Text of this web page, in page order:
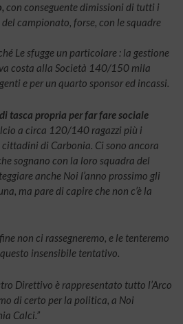
con conseguente dimissioni di tutti i
campionato, forse, con le squadre
Le sfugge un particolare : la gestione
costa alla Società 140/150 mila
e per un quarto sponsor ed incassi.
tasca propria per far fare sociale
a circa 120/140 ragazzi più i
di Carbonia. Ci sono ancora
sognano con la loro squadra del
anche Noi l’anno prossimo gli
ma pare di capire che non c’è la
non ci rassegneremo, e le tenteremo
insensibile tentativo.
Direttivo è rappresentato tutto l’Arco
di certo per la politica, a Noi
Calci.”